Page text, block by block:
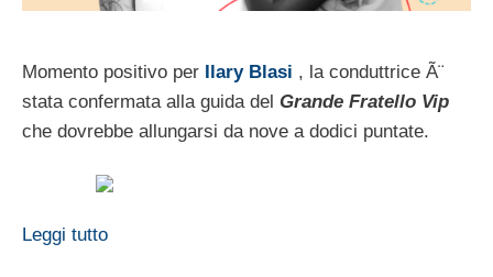
Momento positivo per Ilary Blasi , la conduttrice Ã¨
stata confermata alla guida del Grande Fratello Vip
che dovrebbe allungarsi da nove a dodici puntate.
Leggi tutto